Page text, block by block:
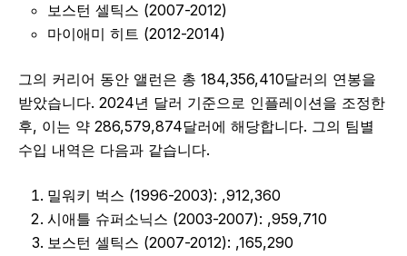
보스턴 셀틱스 (2007-2012)
마이애미 히트 (2012-2014)
그의 커리어 동안 앨런은 총 184,356,410달러의 연봉을
받았습니다. 2024년 달러 기준으로 인플레이션을 조정한
후, 이는 약 286,579,874달러에 해당합니다. 그의 팀별
수입 내역은 다음과 같습니다.
밀워키 벅스 (1996-2003): ,912,360
시애틀 슈퍼소닉스 (2003-2007): ,959,710
보스턴 셀틱스 (2007-2012): ,165,290